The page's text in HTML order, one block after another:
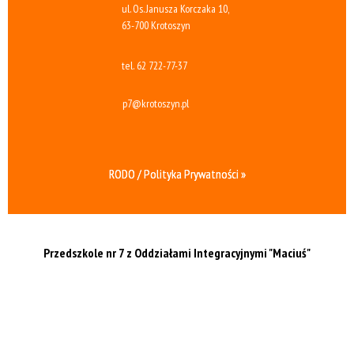
ul. Os. Janusza Korczaka 10,
63-700 Krotoszyn
tel. 62 722-77-37
p7@krotoszyn.pl
RODO / Polityka Prywatności »
Przedszkole nr 7 z Oddziałami Integracyjnymi "Maciuś"